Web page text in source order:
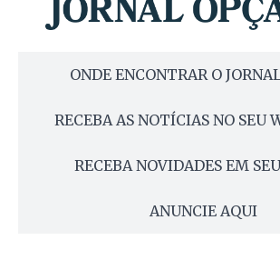
ONDE ENCONTRAR O
RECEBA AS NOTÍCIAS NO SEU
RECEBA NOVIDADES EM
ANUNCIE AQUI